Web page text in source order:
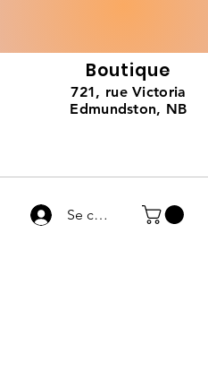
Boutique
721, rue Victoria
Edmundston, NB
Se connecter